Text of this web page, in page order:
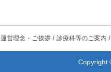
運営理念・ご挨拶/ 診療科等のご案内 /
Copyright